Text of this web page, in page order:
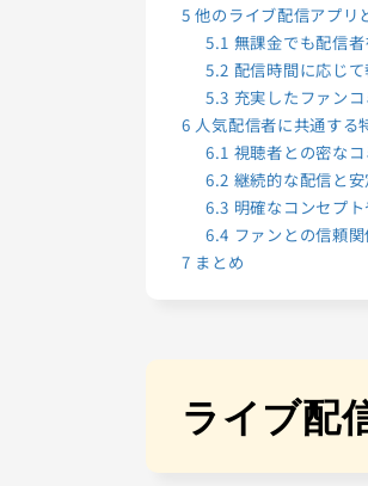
5 他のライブ配信アプリ
5.1 無課金でも配信
5.2 配信時間に応じ
5.3 充実したファン
6 人気配信者に共通する
6.1 視聴者との密な
6.2 継続的な配信と
6.3 明確なコンセプ
6.4 ファンとの信頼
7 まとめ
ライブ配